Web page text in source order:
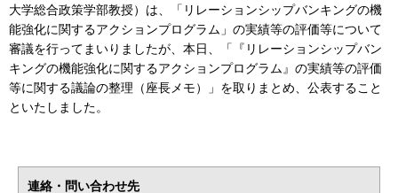
大学総合政策学部教授）は、「リレーションシップバンキングの機
能強化に関するアクションプログラム」の実績等の評価等について
審議を行ってまいりましたが、本日、「『リレーションシップバン
キングの機能強化に関するアクションプログラム』の実績等の評価
等に関する議論の整理（座長メモ）」を取りまとめ、公表すること
といたしました。
連絡・問い合わせ先